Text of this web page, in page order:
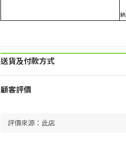
鈉
相關商品
送貨及付款方式
顧客評價